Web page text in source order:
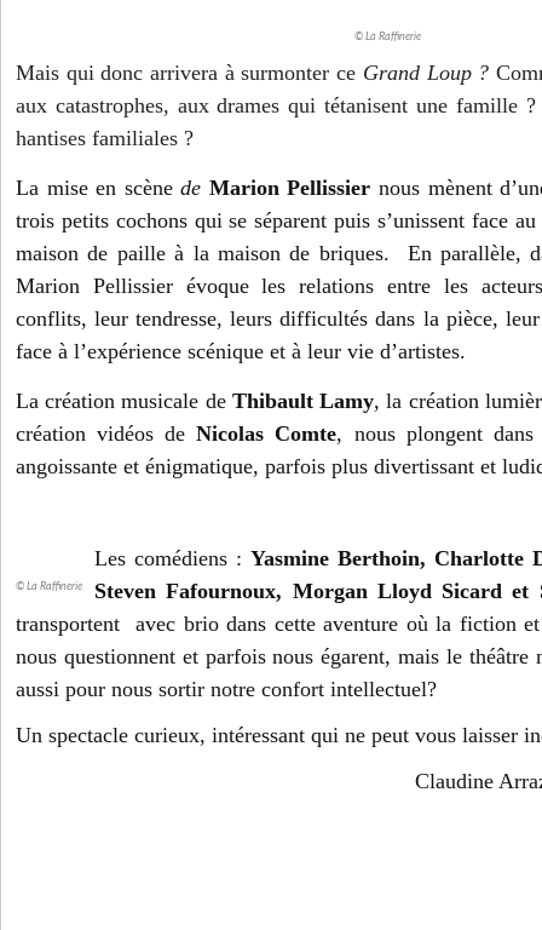
© La Raffinerie
Mais qui donc arrivera à surmonter ce Grand Loup ?
aux catastrophes, aux drames qui tétanisent une famille
hantises familiales ?
La mise en scènede Marion Pellissier nous mènent
trois petits cochons qui se séparent puis s’unissent face
maison de paille à la maison de briques. En parallèle,
Marion Pellissier évoque les relations entre les
conflits, leur tendresse, leurs difficultés dans la pièce,
face à l’expérience scénique et à leur vie d’artistes.
La création musicale de Thibault Lamy, la création
création vidéos deNicolas Comte, nous plongent dans
angoissante et énigmatique, parfois plus divertissant et
© La Raffinerie
Les comédiens : Yasmine Berthoin, Charlotte
Steven Fafournoux, Morgan Lloyd Sicard et
transportent avec brio dans cette aventure où la fiction
nous questionnent et parfois nous égarent, mais le
aussi pour nous sortir notre confort intellectuel?
Un spectacle curieux, intéressant qui ne peut vous laisser
Claudine